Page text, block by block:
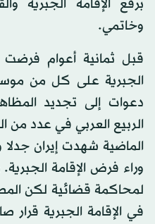
برفع الإقامة الجبرية
وخاتمي.
قبل ثمانية أعوام فرضت
الجبرية على كل من
دعوات إلى تجديد
الربيع العربي في عدد من
الماضية شهدت إيران
وراء فرض الإقامة
لمحاكمة قضائية لكن
في الإقامة الجبرية